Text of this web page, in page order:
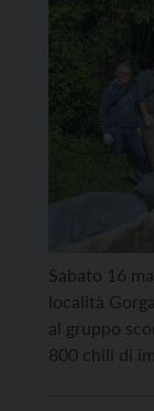
Sabato 16
località
al gruppo
800 chili di